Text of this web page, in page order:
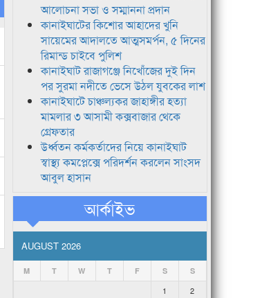
আলোচনা সভা ও সম্মাননা প্রদান
কানাইঘাটের কিশোর আহাদের খুনি
সায়েমের আদালতে আত্মসমর্পন, ৫ দিনের
রিমান্ড চাইবে পুলিশ
কানাইঘাট রাজাগঞ্জে নিখোঁজের দুই দিন
পর সুরমা নদীতে ভেসে উঠল যুবকের লাশ
কানাইঘাটে চাঞ্চল্যকর জাহাঙ্গীর হত্যা
মামলার ৩ আসামী কক্সবাজার থেকে
গ্রেফতার
উর্ধ্বতন কর্মকর্তাদের নিয়ে কানাইঘাট
স্বাস্থ্য কমপ্লেক্সে পরিদর্শন করলেন সাংসদ
আবুল হাসান
আর্কাইভ
AUGUST 2026
M T W T F S S
1
2